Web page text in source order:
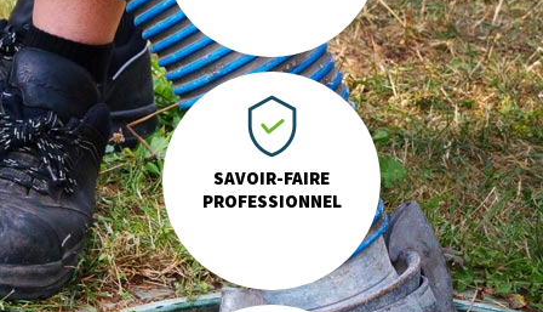
SAVOIR-FAIRE
PROFESSIONNEL